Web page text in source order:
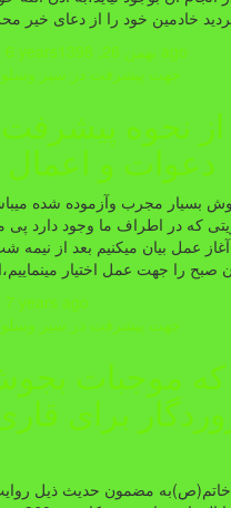
خادمین خود را از دعای خیر
6 years بهمن 26, 1398 ago
جهت پیشرفت در سیر
نحوه
دعوات و
بسیار مجرب وآزموده شده
که در اطراف ما وجود دارد پی
عمل بیان میکنیم بعد از
صبح را جهت عمل اختیار
7 years ago
جهت پیشرفت در سیر
که موجبات
برای